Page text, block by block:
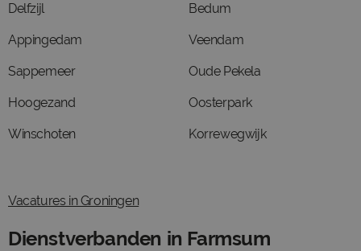
Delfzijl
Appingedam
Sappemeer
Hoogezand
Winschoten
Bedum
Veendam
Oude Pekela
Oosterpark
Korrewegwijk
Vacatures in Groningen
Dienstverbanden in Farmsum